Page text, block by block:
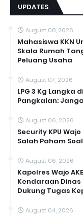
UPDATES
August 08, 2026
Mahasiswa KKN
Skala Rumah
Peluang Usaha
August 07, 2026
LPG 3 Kg Langka
Pangkalan:
August 06, 2026
Security KPU
Salah Paham
August 06, 2026
Kapolres Wajo
Kendaraan Dinas
Dukung Tugas
August 04, 2026